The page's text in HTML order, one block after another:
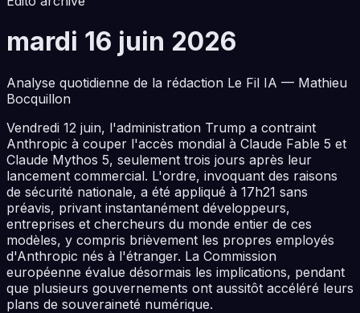
mardi 16 juin 2026
Analyse quotidienne de la rédaction Le Fil IA — Mathieu
Bocquillon
Vendredi 12 juin, l'administration Trump a contraint
Anthropic à couper l'accès mondial à Claude Fable 5 et
Claude Mythos 5, seulement trois jours après leur
lancement commercial. L'ordre, invoquant des raisons
de sécurité nationale, a été appliqué à 17h21 sans
préavis, privant instantanément développeurs,
entreprises et chercheurs du monde entier de ces
modèles, y compris brièvement les propres employés
d'Anthropic nés à l'étranger. La Commission
européenne évalue désormais les implications, pendant
que plusieurs gouvernements ont aussitôt accéléré leurs
plans de souveraineté numérique.